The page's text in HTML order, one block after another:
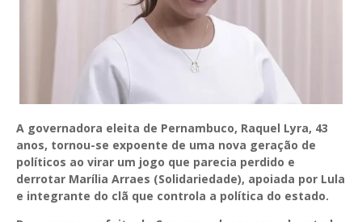
A governadora eleita de Pernambuco, Raquel Lyra, 43
anos, tornou-se expoente de uma nova geração de
políticos ao virar um jogo que parecia perdido e
derrotar Marília Arraes (Solidariedade), apoiada por Lula
e integrante do clã que controla a política do estado.